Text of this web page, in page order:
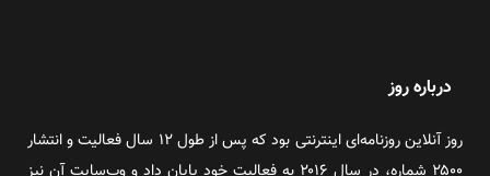
درباره روز
روز آنلاین روزنامه‌ای اینترنتی بود که پس از طول ۱۲ سال فعالیت و انتشار